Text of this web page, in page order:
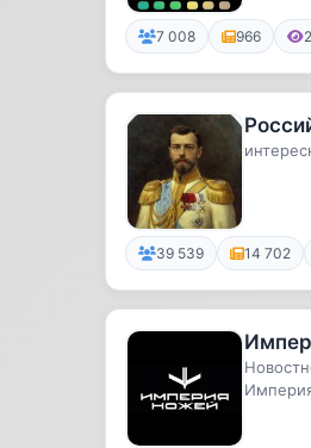
7 008 966
39 539 14 702